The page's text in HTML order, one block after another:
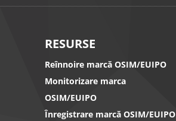
RESURSE
Reînnoire marcă OSIM/EUIPO
Monitorizare marca
OSIM/EUIPO
Înregistrare marcă OSIM/EUIPO